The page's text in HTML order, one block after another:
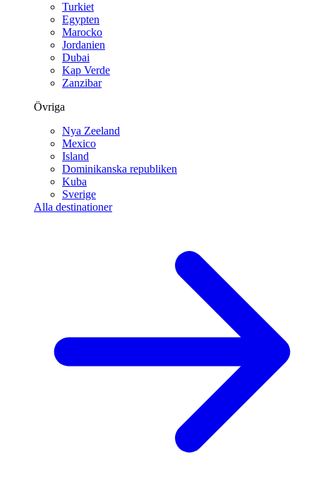
Turkiet
Egypten
Marocko
Jordanien
Dubai
Kap Verde
Zanzibar
Övriga
Nya Zeeland
Mexico
Island
Dominikanska republiken
Kuba
Sverige
Alla destinationer